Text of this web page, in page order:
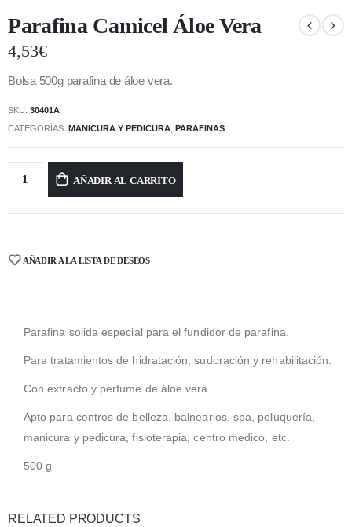
Parafina Camicel Áloe Vera
4,53€
Bolsa 500g parafina de áloe vera.
SKU: 30401A
CATEGORÍAS: MANICURA Y PEDICURA PARAFINAS
AÑADIR AL CARRITO
AÑADIR A LA LISTA DE DESEOS
Parafina solida especial para el fundidor de parafina.
Para tratamientos de hidratación, sudoración y rehabilitación.
Con extracto y perfume de áloe vera.
Apto para centros de belleza, balnearios, spa, peluquería,
manicura y pedicura, fisioterapia, centro medico, etc.
500 g
RELATED PRODUCTS